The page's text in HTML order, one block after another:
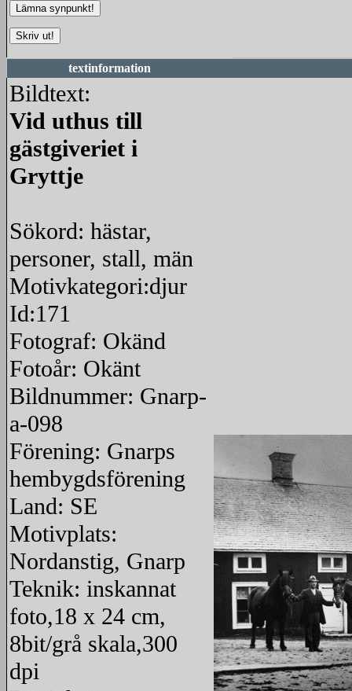
textinformation
Bildtext:
Vid uthus till
gästgiveriet i
Gryttje
Sökord: hästar,
personer, stall, män
Motivkategori:djur
Id:171
Fotograf: Okänd
Fotoår: Okänt
Bildnummer: Gnarp-
a-098
Förening: Gnarps
hembygdsförening
Land: SE
Motivplats:
Nordanstig, Gnarp
Teknik: inskannat
foto,18 x 24 cm,
8bit/grå skala,300
dpi